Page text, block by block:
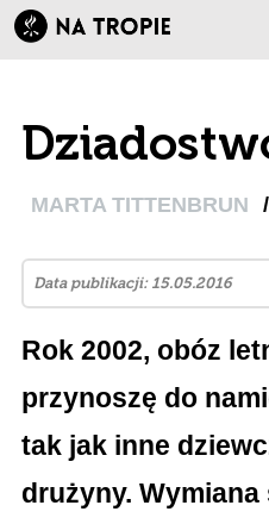
MARTA TITTENBRUN /
Data publikacji: 15.05.2016
Rok 2002, obóz
przynoszę do
tak jak inne
drużyny.